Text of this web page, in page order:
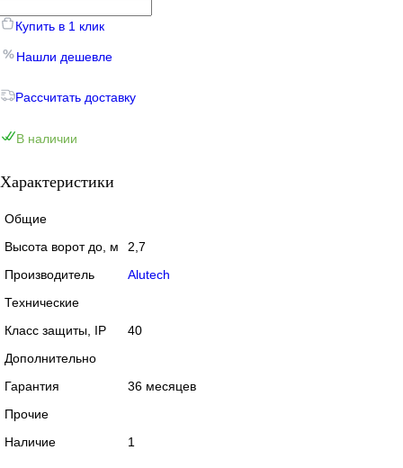
Купить в 1 клик
Нашли дешевле
Рассчитать доставку
В наличии
Характеристики
Общие
Высота ворот до, м
2,7
Производитель
Alutech
Технические
Класс защиты, IP
40
Дополнительно
Гарантия
36 месяцев
Прочие
Наличие
1